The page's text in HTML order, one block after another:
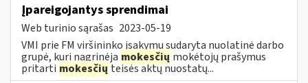
Įpareigojantys sprendimai
Web turinio sąrašas 2023-05-19
VMI prie FM viršininko įsakymu sudaryta nuolatinė darbo
grupė, kuri nagrinėja mokesčių mokėtojų prašymus
pritarti mokesčių teisės aktų nuostatų...